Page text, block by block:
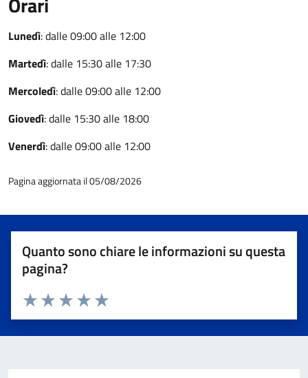
Lunedì: dalle 09:00 alle 12:00
Martedì: dalle 15:30 alle 17:30
Mercoledì: dalle 09:00 alle 12:00
Giovedì: dalle 15:30 alle 18:00
Venerdì: dalle 09:00 alle 12:00
Pagina aggiornata il 05/08/2026
Quanto sono chiare le informazioni su questa
pagina?
Valuta 5 stelle su 5
Valuta 4 stelle su 5
Valuta 3 stelle su 5
Valuta 2 stelle su 5
Valuta 1 stelle su 5